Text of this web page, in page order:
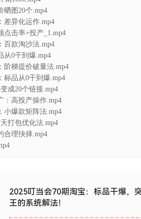
晒图20个.mp4
差异化运作.mp4
击率+投产_1.mp4